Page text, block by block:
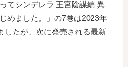
てシンデレラ 王宮陰謀編 異
めました。」の7巻は2023年
したが、次に発売される最新